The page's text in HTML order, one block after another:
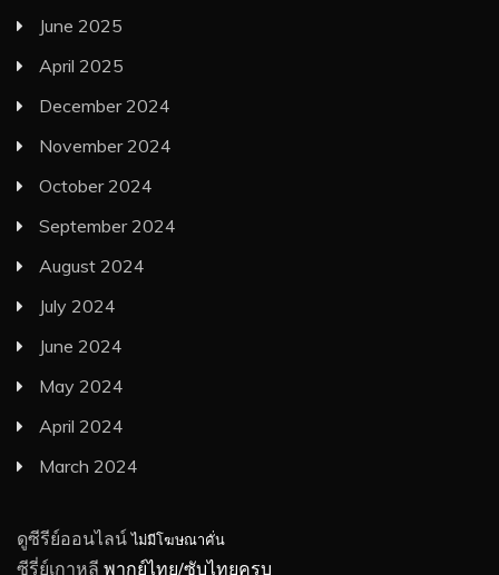
June 2025
April 2025
December 2024
November 2024
October 2024
September 2024
August 2024
July 2024
June 2024
May 2024
April 2024
March 2024
ดูซีรีย์ออนไลน์ ไม่มีโฆษณาคั่น
ซีรี่ย์เกาหลี พากย์ไทย/ซับไทยครบ